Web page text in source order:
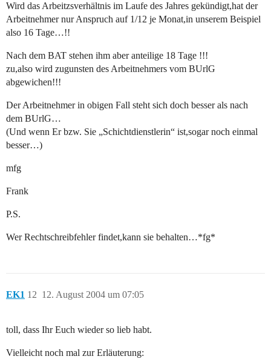
Wird das Arbeitzsverhältnis im Laufe des Jahres gekündigt,hat der
Arbeitnehmer nur Anspruch auf 1/12 je Monat,in unserem Beispiel
also 16 Tage…!!
Nach dem BAT stehen ihm aber anteilige 18 Tage !!!
zu,also wird zugunsten des Arbeitnehmers vom BUrlG
abgewichen!!!
Der Arbeitnehmer in obigen Fall steht sich doch besser als nach
dem BUrlG…
(Und wenn Er bzw. Sie „Schichtdienstlerin“ ist,sogar noch einmal
besser…)
mfg
Frank
P.S.
Wer Rechtschreibfehler findet,kann sie behalten…*fg*
EK1 12. August 2004 um 07:05
12
toll, dass Ihr Euch wieder so lieb habt.
Vielleicht noch mal zur Erläuterung: